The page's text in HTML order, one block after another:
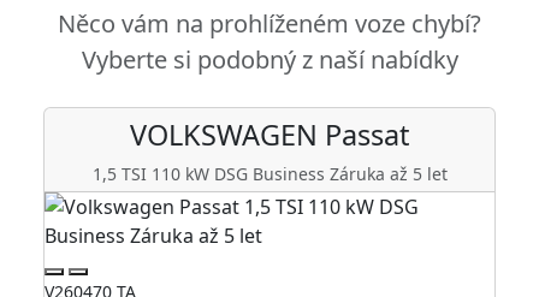
Něco vám na prohlíženém voze chybí?
Vyberte si podobný z naší nabídky
VOLKSWAGEN Passat
1,5 TSI 110 kW DSG Business Záruka až 5 let
V260470 TA